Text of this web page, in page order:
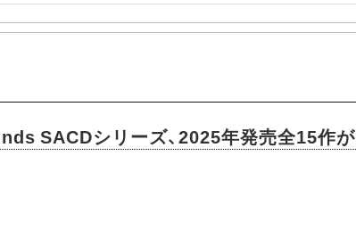
SACDシリーズ、2025年発売全15作